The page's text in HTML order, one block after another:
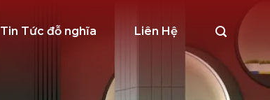
Tin Tức đỗ nghĩa Liên Hệ